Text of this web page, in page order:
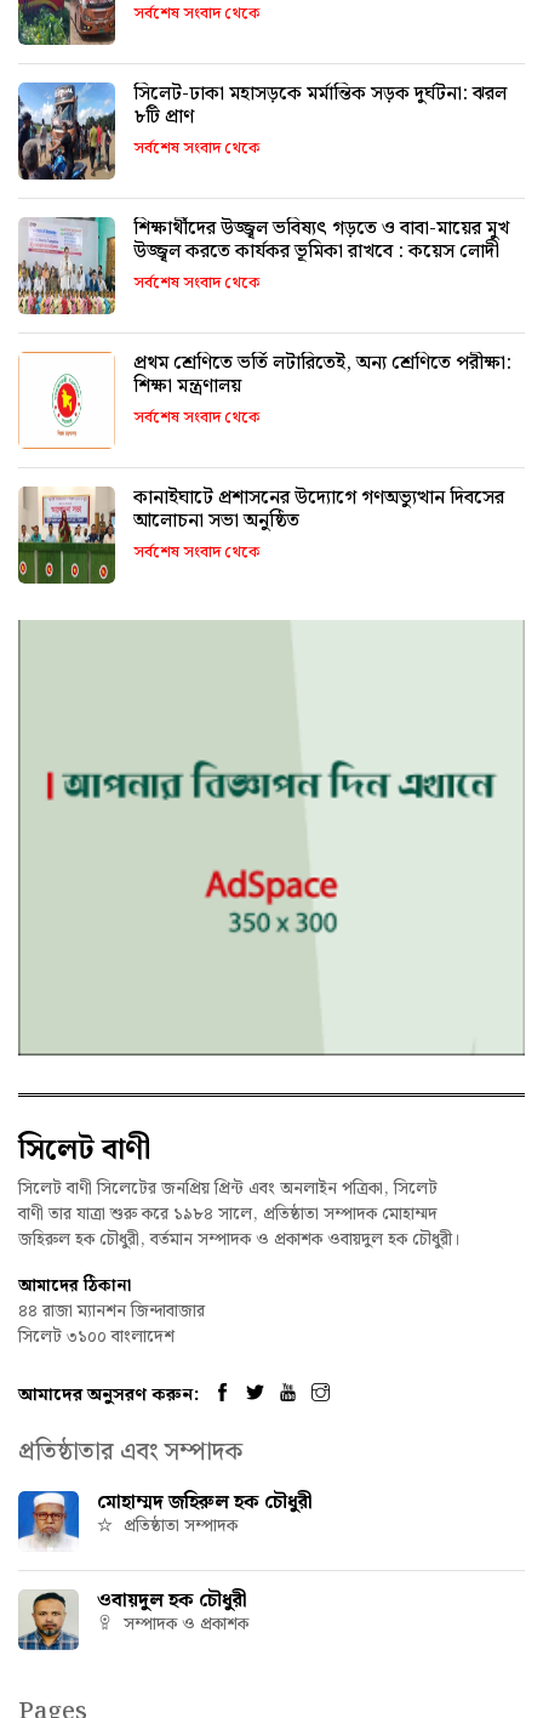
সর্বশেষ সংবাদ থেকে
সিলেট-ঢাকা মহাসড়কে মর্মান্তিক সড়ক দুর্ঘটনা: ঝরল
৮টি প্রাণ
সর্বশেষ সংবাদ থেকে
শিক্ষার্থীদের উজ্জ্বল ভবিষ্যৎ গড়তে ও বাবা-মায়ের মুখ
উজ্জ্বল করতে কার্যকর ভূমিকা রাখবে : কয়েস লোদী
সর্বশেষ সংবাদ থেকে
প্রথম শ্রেণিতে ভর্তি লটারিতেই, অন্য শ্রেণিতে পরীক্ষা:
শিক্ষা মন্ত্রণালয়
সর্বশেষ সংবাদ থেকে
কানাইঘাটে প্রশাসনের উদ্যোগে গণঅভ্যুত্থান দিবসের
আলোচনা সভা অনুষ্ঠিত
সর্বশেষ সংবাদ থেকে
সিলেট বাণী
সিলেট বাণী সিলেটের জনপ্রিয় প্রিন্ট এবং অনলাইন পত্রিকা, সিলেট
বাণী তার যাত্রা শুরু করে ১৯৮৪ সালে, প্রতিষ্ঠাতা সম্পাদক মোহাম্মদ
জহিরুল হক চৌধুরী, বর্তমান সম্পাদক ও প্রকাশক ওবায়দুল হক চৌধুরী।
আমাদের ঠিকানা
৪৪ রাজা ম্যানশন জিন্দাবাজার
সিলেট ৩১০০ বাংলাদেশ
আমাদের অনুসরণ করুন:
প্রতিষ্ঠাতার এবং সম্পাদক
মোহাম্মদ জহিরুল হক চৌধুরী
প্রতিষ্ঠাতা সম্পাদক
ওবায়দুল হক চৌধুরী
সম্পাদক ও প্রকাশক